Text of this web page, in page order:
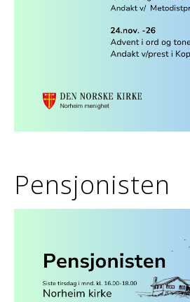
Pensjonisten